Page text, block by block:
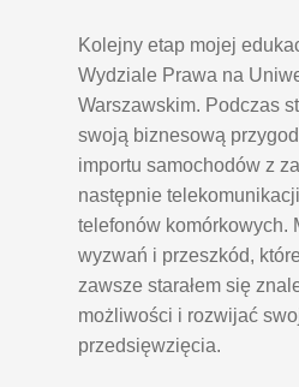
Kolejny etap mojej
Wydziale Prawa na
Warszawskim. Podczas
swoją biznesową
importu samochodów z
następnie
telefonów komórkowych.
wyzwań i przeszkód,
zawsze starałem się
możliwości i rozwijać
przedsięwzięcia.